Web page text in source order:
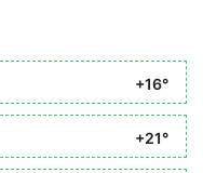
+16°
+21°